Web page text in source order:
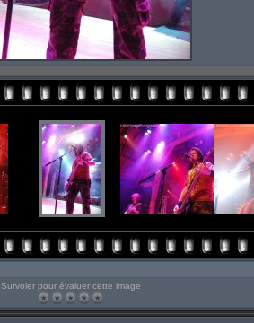
Survoler pour évaluer cette image